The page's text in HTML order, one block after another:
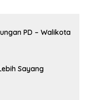
PD – Walikota
Sayang